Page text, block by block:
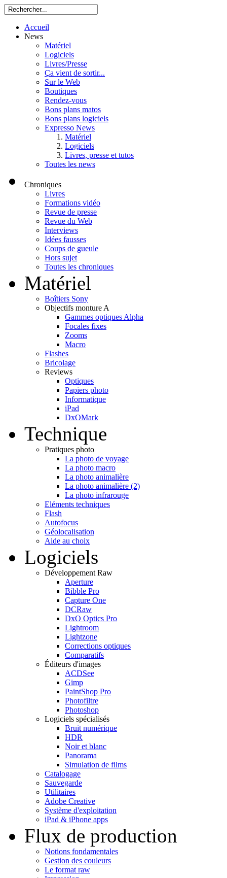
Accueil
News
Matériel
Logiciels
Livres/Presse
Ça vient de sortir...
Sur le Web
Boutiques
Rendez-vous
Bons plans matos
Bons plans logiciels
Expresso News
Matériel
Logiciels
Livres, presse et tutos
Toutes les news
Chroniques
Livres
Formations vidéo
Revue de presse
Revue du Web
Interviews
Idées fausses
Coups de gueule
Hors sujet
Toutes les chroniques
Matériel
Boîtiers Sony
Objectifs monture A
Gammes optiques Alpha
Focales fixes
Zooms
Macro
Flashes
Bricolage
Reviews
Optiques
Papiers photo
Informatique
iPad
DxOMark
Technique
Pratiques photo
La photo de voyage
La photo macro
La photo animalière
La photo animalière (2)
La photo infrarouge
Eléments techniques
Flash
Autofocus
Géolocalisation
Aide au choix
Logiciels
Développement Raw
Aperture
Bibble Pro
Capture One
DCRaw
DxO Optics Pro
Lightroom
Lightzone
Corrections optiques
Comparatifs
Éditeurs d'images
ACDSee
Gimp
PaintShop Pro
Photofiltre
Photoshop
Logiciels spécialisés
Bruit numérique
HDR
Noir et blanc
Panorama
Simulation de films
Catalogage
Sauvegarde
Utilitaires
Adobe Creative
Système d'exploitation
iPad & iPhone apps
Flux de production
Notions fondamentales
Gestion des couleurs
Le format raw